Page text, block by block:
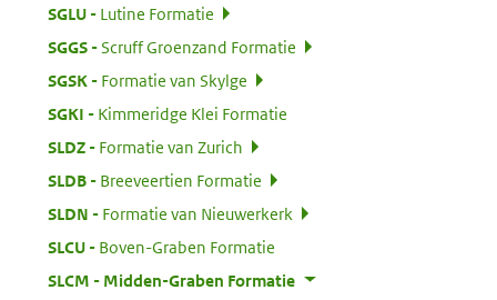
SGLU:
Lutine Formatie
SGGS:
Scruff Groenzand Formatie
SGSK:
Formatie van Skylge
SGKI
Kimmeridge Klei Formatie
SLDZ:
Formatie van Zurich
SLDB:
Breeveertien Formatie
SLDN
Formatie van Nieuwerkerk
SLCU:
Boven-Graben Formatie
SLCM
Midden-Graben Formatie